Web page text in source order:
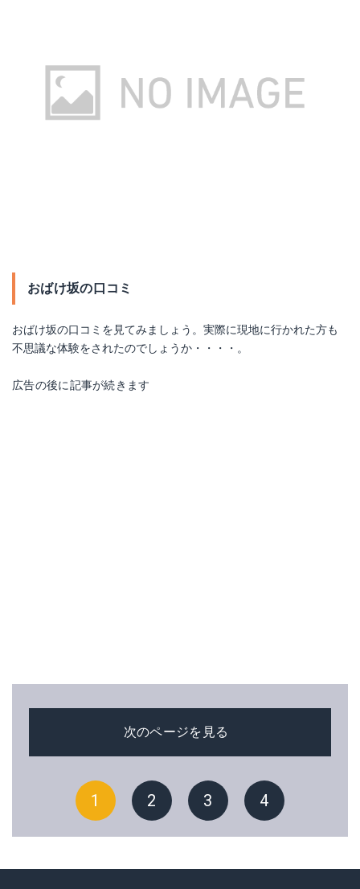
おばけ坂の口コミ
おばけ坂の口コミを見てみましょう。実際に現地に行かれた方も
不思議な体験をされたのでしょうか・・・・。
広告の後に記事が続きます
次のページを見る
1 2 3 4